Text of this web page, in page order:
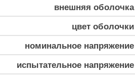
внешняя оболочка
цвет оболочки
номинальное напряжение
испытательное напряжение